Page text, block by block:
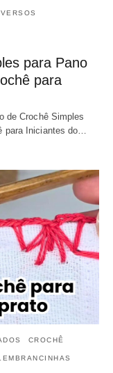
para Pano
para
de Crochê Simples
para Iniciantes do…
CROCHÊ